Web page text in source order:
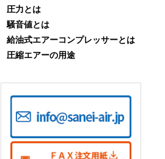
圧力とは
騒音値とは
給油式エアーコンプレッサーとは
圧縮エアーの用途